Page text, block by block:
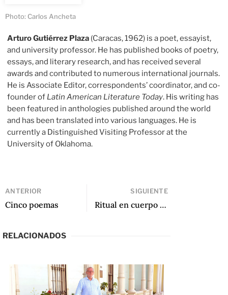
Photo: Carlos Ancheta
Arturo Gutiérrez Plaza (Caracas, 1962) is a poet, essayist,
and university professor. He has published books of poetry,
essays, and literary research, and has received several
awards and contributed to numerous international journals.
He is Associate Editor, correspondents’ coordinator, and co-
founder of Latin American Literature Today. His writing has
been featured in anthologies published around the world
and has been translated into various languages. He is
currently a Distinguished Visiting Professor at the
University of Oklahoma.
ANTERIOR
Cinco poemas
SIGUIENTE
Ritual en cuerpo y palabra: Poesía escrita por mujeres afrocolombianas
RELACIONADOS